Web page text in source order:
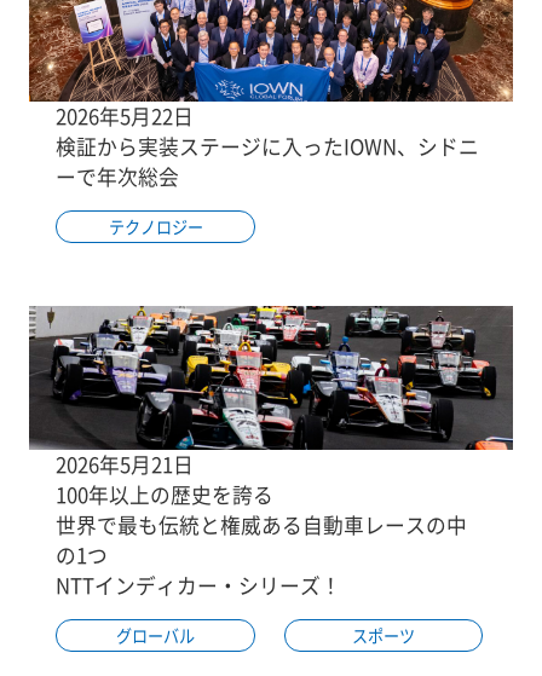
2026年5月22日
検証から実装ステージに入ったIOWN、シドニ
ーで年次総会
テクノロジー
2026年5月21日
100年以上の歴史を誇る
世界で最も伝統と権威ある自動車レースの中
の1つ
NTTインディカー・シリーズ！
グローバル スポーツ